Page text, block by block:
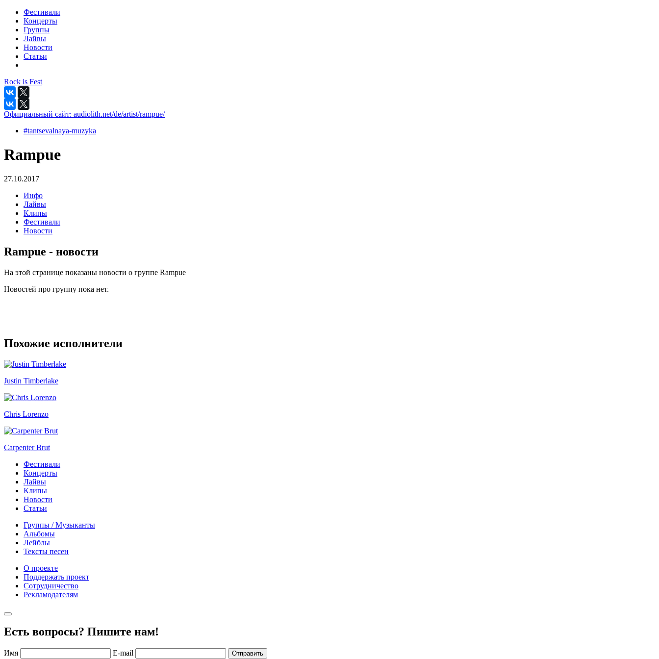
Фестивали
Концерты
Группы
Лайвы
Новости
Статьи
Rock is Fest
Официальный сайт: audiolith.net/de/artist/rampue/
#tantsevalnaya-muzyka
Rampue
27.10.2017
Инфо
Лайвы
Клипы
Фестивали
Новости
Rampue - новости
На этой странице показаны новости о группе Rampue
Новостей про группу пока нет.
Похожие исполнители
Justin Timberlake
Chris Lorenzo
Carpenter Brut
Фестивали
Концерты
Лайвы
Клипы
Новости
Статьи
Группы / Музыканты
Альбомы
Лейблы
Тексты песен
О проекте
Поддержать проект
Сотрудничество
Рекламодателям
Есть вопросы? Пишите нам!
Имя E-mail